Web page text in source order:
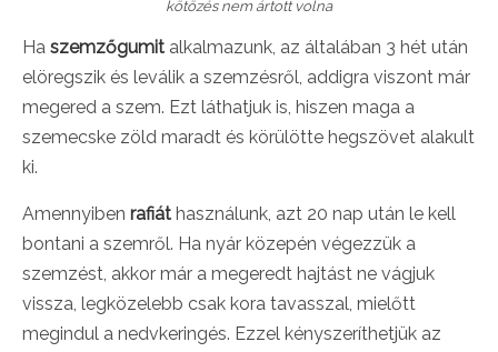
kötözés nem ártott volna
Ha szemzőgumit alkalmazunk, az általában 3 hét után
elöregszik és leválik a szemzésről, addigra viszont már
megered a szem. Ezt láthatjuk is, hiszen maga a
szemecske zöld maradt és körülötte hegszövet alakult
ki.
Amennyiben rafiát használunk, azt 20 nap után le kell
bontani a szemről. Ha nyár közepén végezzük a
szemzést, akkor már a megeredt hajtást ne vágjuk
vissza, legközelebb csak kora tavasszal, mielőtt
megindul a nedvkeringés. Ezzel kényszeríthetjük az